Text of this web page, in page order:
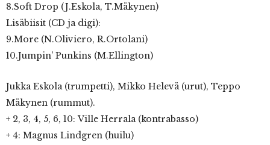
8.Soft Drop (J.Eskola, T.Mäkynen)
Lisäbiisit (CD ja digi):
9.More (N.Oliviero, R.Ortolani)
10.Jumpin’ Punkins (M.Ellington)
Jukka Eskola (trumpetti), Mikko Helevä (urut), Teppo
Mäkynen (rummut).
+ 2, 3, 4, 5, 6, 10: Ville Herrala (kontrabasso)
+ 4: Magnus Lindgren (huilu)